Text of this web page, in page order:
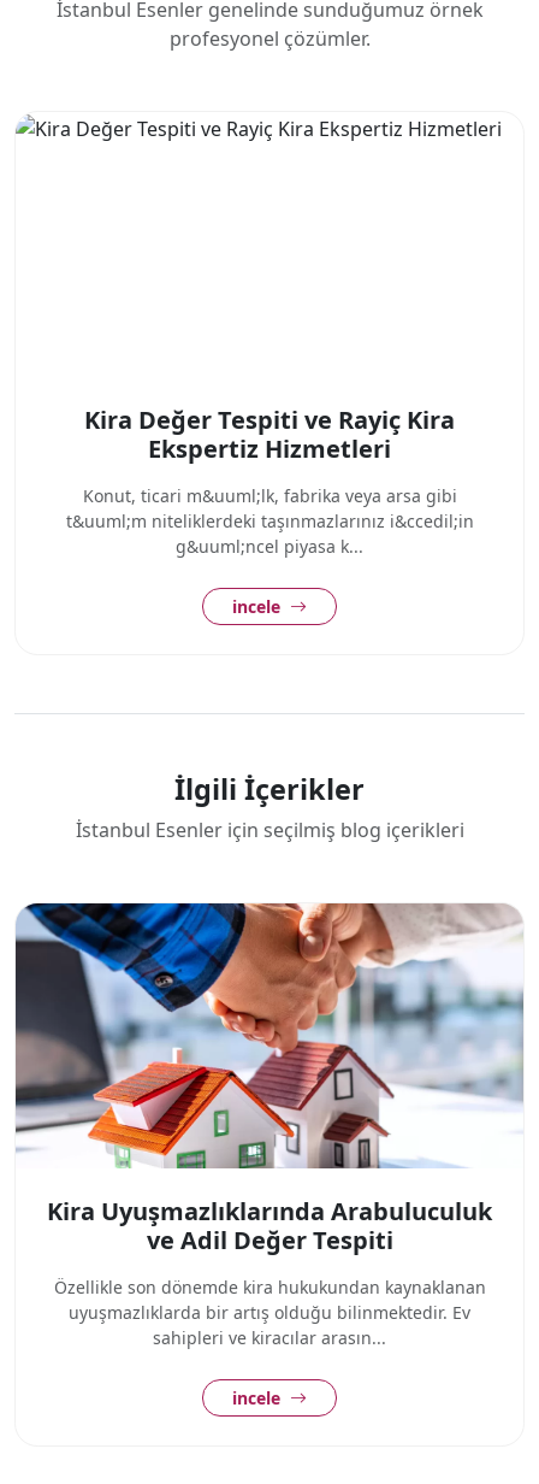
İstanbul Esenler genelinde sunduğumuz örnek
profesyonel çözümler.
Kira Değer Tespiti ve Rayiç Kira
Ekspertiz Hizmetleri
Konut, ticari m&uuml;lk, fabrika veya arsa gibi
t&uuml;m niteliklerdeki taşınmazlarınız i&ccedil;in
g&uuml;ncel piyasa k...
incele
İlgili İçerikler
İstanbul Esenler için seçilmiş blog içerikleri
Kira Uyuşmazlıklarında Arabuluculuk
ve Adil Değer Tespiti
Özellikle son dönemde kira hukukundan kaynaklanan
uyuşmazlıklarda bir artış olduğu bilinmektedir. Ev
sahipleri ve kiracılar arasın...
incele